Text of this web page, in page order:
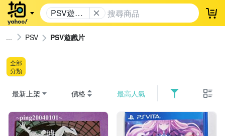
PSV遊戲
片
登
PSV PSV遊戲片
全部
分類
最新上架 價格 最高人氣